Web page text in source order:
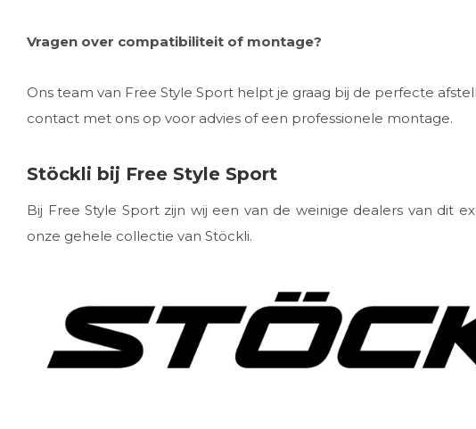
Vragen over compatibiliteit of montage?
Ons team van Free Style Sport helpt je graag bij de perfecte
contact met ons op voor advies of een professionele montage.
Stöckli bij Free Style Sport
Bij Free Style Sport zijn wij een van de weinige dealers van dit
onze gehele collectie van Stöckli.